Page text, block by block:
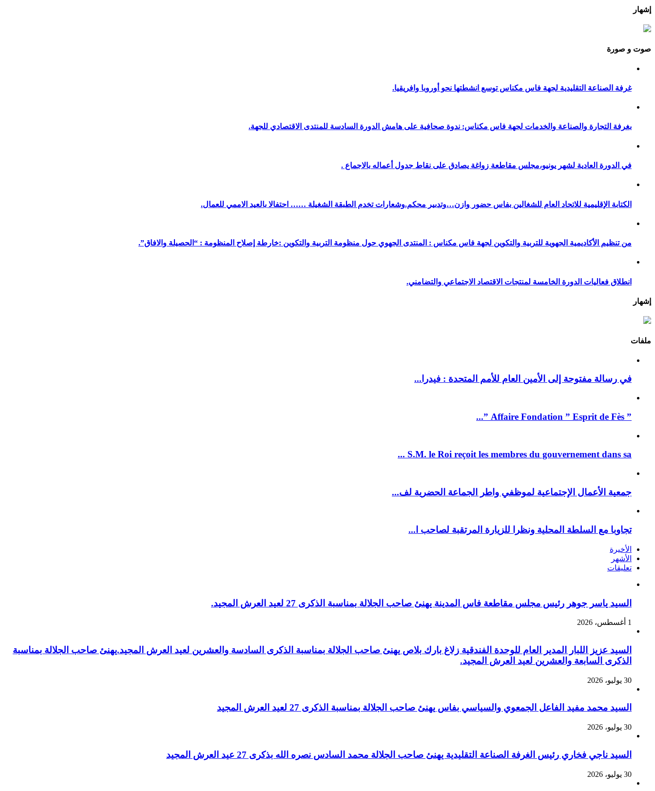
إشهار
صوت و صورة
غرفة الصناعة التقليدية لجهة فاس مكناس توسع انشطتها نحو أوروبا وافريقيا.
بغرفة التجارة والصناعة والخدمات لجهة فاس مكناس: ندوة صحافية على هامش الدورة السادسة للمنتدى الاقتصادي للجهة.
في الدورة العادية لشهر يونيو،مجلس مقاطعة زواغة يصادق على نقاط جدول أعماله بالاجماع .
الكتابة الإقليمية للاتحاد العام للشغالين بفاس حضور وازن…وتدبير محكم.وشعارات تخدم الطبقة الشغيلة …… احتفالا بالعيد الاممي للعمال.
من تنظيم الأكاديمية الجهوية للتربية والتكوين لجهة فاس مكناس : المنتدى الجهوي حول منظومة التربية والتكوين :خارطة إصلاح المنظومة : “الحصيلة والافاق”.
انطلاق فعاليات الدورة الخامسة لمنتجات الاقتصاد الاجتماعي والتضامني.
إشهار
ملفات
في رسالة مفتوحة إلى الأمين العام للأمم المتحدة : فيدرا...
” Affaire Fondation ” Esprit de Fès ”...
S.M. le Roi reçoit les membres du gouvernement dans sa ...
جمعية الأعمال الإجتماعية لموظفي واطر الجماعة الحضرية لف...
تجاوبا مع السلطة المحلية ونظرا للزيارة المرتقبة لصاحب ا...
الأخيرة
الأشهر
تعليقات
السيد ياسر جوهر رئيس مجلس مقاطعة فاس المدينة يهنئ صاحب الجلالة بمناسبة الذكرى 27 لعيد العرش المجيد.
1 أغسطس، 2026
السيد عزيز اللبار المدير العام للوحدة الفندقية زلاغ بارك بلاص يهنئ صاحب الجلالة بمناسبة الذكرى السادسة والعشرين لعيد العرش المجيد.يهنئ صاحب الجلالة بمناسبة
الذكرى السابعة والعشرين لعيد العرش المجيد.
30 يوليو، 2026
السيد محمد مفيد الفاعل الجمعوي والسياسي بفاس يهنئ صاحب الجلالة بمناسبة الذكرى 27 لعيد العرش المجيد
30 يوليو، 2026
السيد ناجي فخاري رئيس الغرفة الصناعة التقليدية يهنئ صاحب الجلالة محمد السادس نصره الله بذكرى 27 عيد العرش المجيد
30 يوليو، 2026